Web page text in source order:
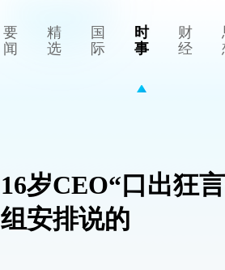
要
闻
精
选
国
际
时
事
财
经
16岁CEO“口出狂
组安排说的